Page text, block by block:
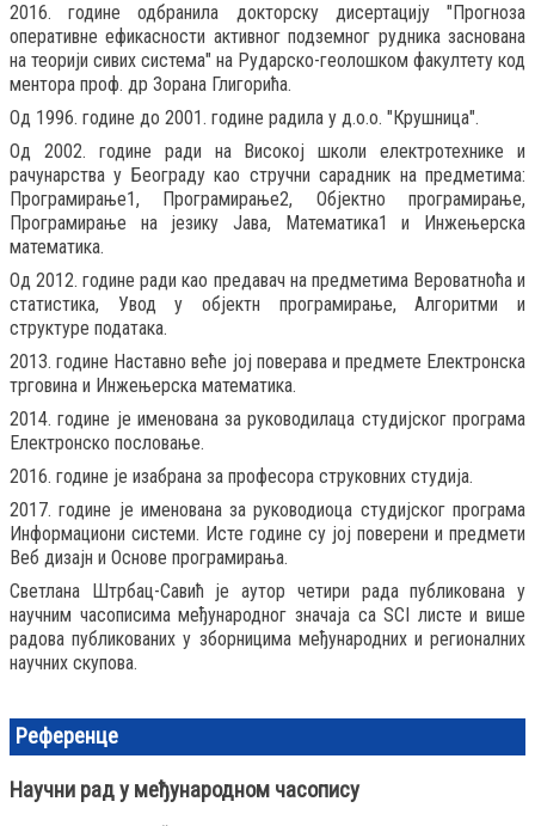
2016. године одбранила докторску дисертацију "Прогноза
оперативне ефикасности активног подземног рудника заснована
на теорији сивих система" на Рударско-геолошком факултету код
ментора проф. др Зорана Глигорића.
Од 1996. године до 2001. године радила у д.о.о. "Крушница".
Од 2002. године ради на Високој школи електротехнике и
рачунарства у Београду као стручни сарадник на предметима:
Програмирање1, Програмирање2, Објектно програмирање,
Програмирање на језику Јава, Математика1 и Инжењерска
математика.
Од 2012. године ради као предавач на предметима Вероватноћа и
статистика, Увод у објектн програмирање, Алгоритми и
структуре података.
2013. године Наставно веће јој поверава и предмете Електронска
трговина и Инжењерска математика.
2014. године је именована за руководилаца студијског програма
Електронско пословање.
2016. године је изабрана за професора струковних студија.
2017. године је именована за руководиоца студијског програма
Информациони системи. Исте године су јој поверени и предмети
Веб дизајн и Основе програмирања.
Светлана Штрбац-Савић је аутор четири рада публикована у
научним часописима међународног значаја са SCI листе и више
радова публикованих у зборницима међународних и регионалних
научних скупова.
Референце
Научни рад у међународном часопису